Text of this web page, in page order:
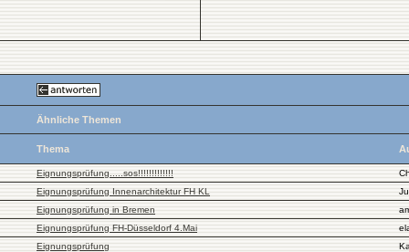
Ähnliche Themen
Thema
Eignungsprüfung.....sos!!!!!!!!!!!!!
Eignungsprüfung Innenarchitektur FH KL
Eignungsprüfung in Bremen
Eignungsprüfung FH-Düsseldorf 4.Mai
Eignungsprüfung